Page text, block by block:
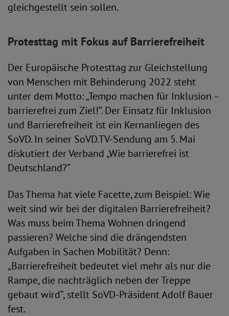
gleichgestellt sein sollen.
Protesttag mit Fokus auf Barrierefreiheit
Der Europäische Protesttag zur Gleichstellung
von Menschen mit Behinderung 2022 steht
unter dem Motto: „Tempo machen für Inklusion –
barrierefrei zum Ziel!“. Der Einsatz für Inklusion
und Barrierefreiheit ist ein Kernanliegen des
SoVD. In seiner SoVD.TV-Sendung am 5. Mai
diskutiert der Verband „Wie barrierefrei ist
Deutschland?“
Das Thema hat viele Facette, zum Beispiel: Wie
weit sind wir bei der digitalen Barrierefreiheit?
Was muss beim Thema Wohnen dringend
passieren? Welche sind die drängendsten
Aufgaben in Sachen Mobilität? Denn:
„Barrierefreiheit bedeutet viel mehr als nur die
Rampe, die nachträglich neben der Treppe
gebaut wird“, stellt SoVD-Präsident Adolf Bauer
fest.